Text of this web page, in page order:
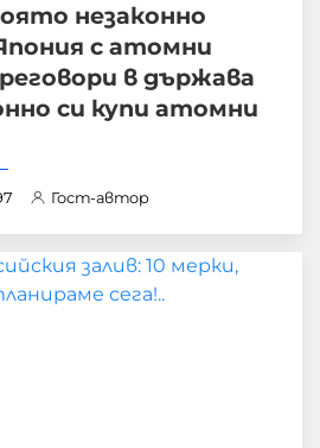
незаконно
с атомни
в държава
си купи атомни
Гост-автор